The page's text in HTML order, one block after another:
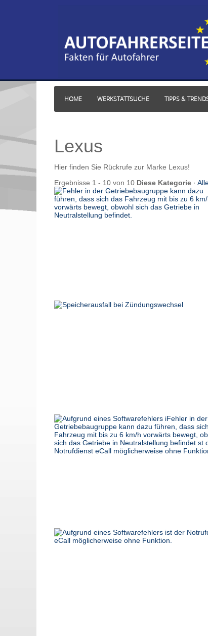
HOME WERKSTATTSUCHE TIPPS &
Lexus
Hier finden Sie Rückrufe zur Marke Lexus!
Ergebnisse 1 - 10 von 10 Diese Kategorie ·